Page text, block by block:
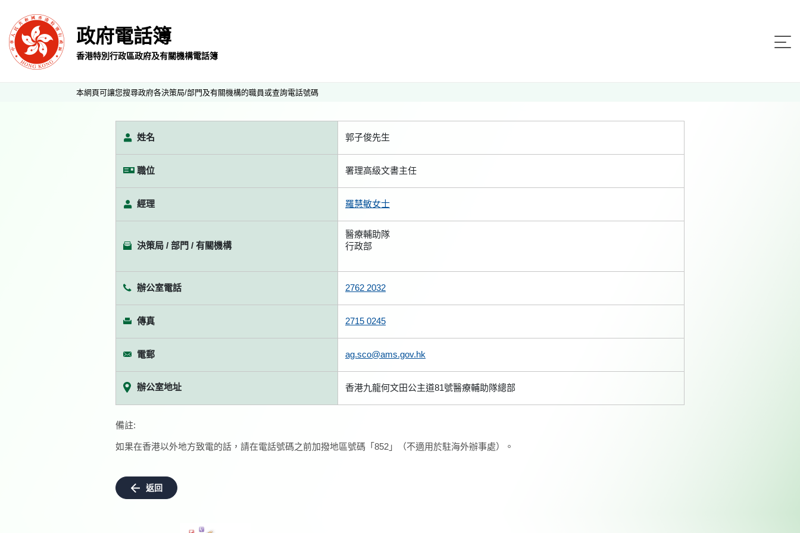
政府電話簿
香港特別行政區政府及有關機構電話簿
本網頁可讓您搜尋政府各決策局/部門及有關機構的職員或查詢電話號碼
姓名 郭子俊先生
職位 署理高級文書主任
經理 羅慧敏女士
決策局 / 部門 / 有關機構
醫療輔助隊
行政部
辦公室電話 2762 2032
傳真 2715 0245
電郵 ag.sco@ams.gov.hk
辦公室地址 香港九龍何文田公主道81號醫療輔助隊總部
備註:
如果在香港以外地方致電的話，請在電話號碼之前加撥地區號碼「852」（不適用於駐海外辦事處）。
返回